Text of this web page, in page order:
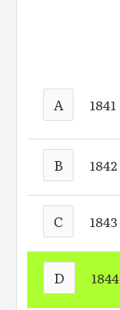
A 1841
B 1842
C 1843
D 1844